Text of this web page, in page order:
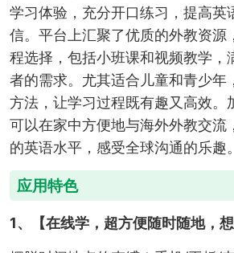
学习体验，充分开口练习，提高英
信。平台上汇聚了优质的外教资源
程选择，包括小班课和视频教学，
者的需求。尤其适合儿童和青少年
方法，让学习过程既有趣又高效。
可以在家中方便地与海外外教交流
的英语水平，感受全球沟通的乐趣。
应用特色
1、【在线学，超方便随时随地，想